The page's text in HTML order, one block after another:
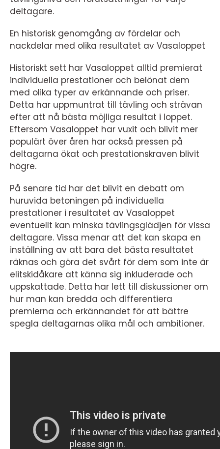
deltagare.
En historisk genomgång av fördelar och
nackdelar med olika resultatet av Vasaloppet
Historiskt sett har Vasaloppet alltid premierat
individuella prestationer och belönat dem
med olika typer av erkännande och priser.
Detta har uppmuntrat till tävling och strävan
efter att nå bästa möjliga resultat i loppet.
Eftersom Vasaloppet har vuxit och blivit mer
populärt över åren har också pressen på
deltagarna ökat och prestationskraven blivit
högre.
På senare tid har det blivit en debatt om
huruvida betoningen på individuella
prestationer i resultatet av Vasaloppet
eventuellt kan minska tävlingsglädjen för vissa
deltagare. Vissa menar att det kan skapa en
inställning av att bara det bästa resultatet
räknas och göra det svårt för dem som inte är
elitskidåkare att känna sig inkluderade och
uppskattade. Detta har lett till diskussioner om
hur man kan bredda och differentiera
premierna och erkännandet för att bättre
spegla deltagarnas olika mål och ambitioner.